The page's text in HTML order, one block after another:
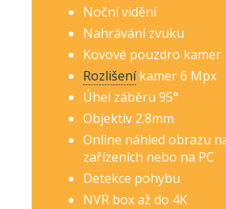
Noční vidění
Nahrávání zvuku
Kovové pouzdro kamer
Rozlišeníkamer 6 Mpx
Úhel záběru 95°
Objektiv 2.8mm
Online náhled obrazu
zařízeních nebo na PC
Detekce pohybu
NVR box až do 4K